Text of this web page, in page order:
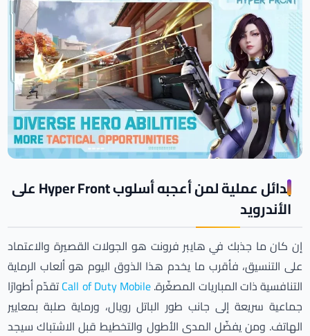
بدائل عملية لمن أعجبه أسلوب Hyper Front على
الأندرويد
إن كان ما جذبك في هايبر فرونت هو الجولات القصيرة والاعتماد
على التنسيق، فأقرب ما يخدم هذا الذوق اليوم هو ألعاب الرماية
التنافسية ذات المباريات المصغّرة.Call of Duty Mobileتقدّم أطوارًا
جماعية سريعة إلى جانب طور الباتل رويال، ورماية صلبة بمعايير
الهاتف. ومن يفضّل المدى الأطول والتخطيط قبل الاشتباك سيجد